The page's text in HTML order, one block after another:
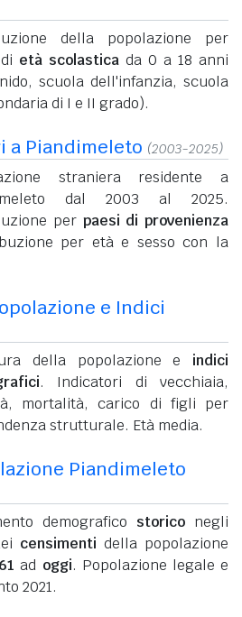
della popolazione per
età scolastica da 0 a 18 anni
scuola dell'infanzia, scuola
di I e II grado).
a Piandimeleto (2003-2025)
straniera residente a
dal 2003 al 2025.
per paesi di provenienza
per età e sesso con la
e Indici
della popolazione e indici
. Indicatori di vecchiaia,
mortalità, carico di figli per
strutturale. Età media.
Piandimeleto
demografico storico negli
censimenti della popolazione
ad oggi. Popolazione legale e
2021.